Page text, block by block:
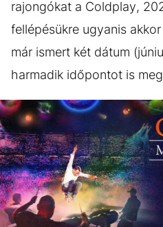
rajongókat a Coldplay,
fellépésükre ugyanis
már ismert két dátum
harmadik időpontot is